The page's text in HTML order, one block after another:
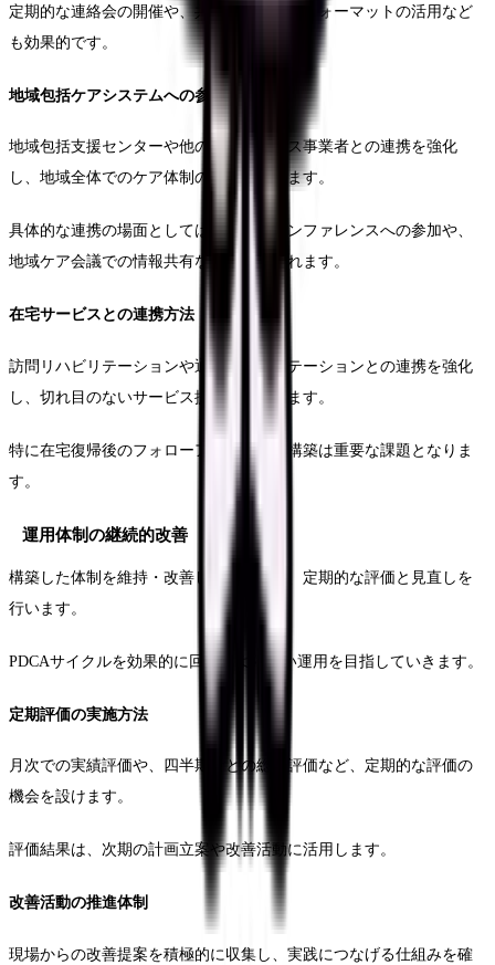
定期的な連絡会の開催や、共通の情報共有フォーマットの活用など
も効果的です。
地域包括ケアシステムへの参画
地域包括支援センターや他の介護サービス事業者との連携を強化
し、地域全体でのケア体制の向上を図ります。
具体的な連携の場面としては、退院時カンファレンスへの参加や、
地域ケア会議での情報共有などが挙げられます。
在宅サービスとの連携方法
訪問リハビリテーションや通所リハビリテーションとの連携を強化
し、切れ目のないサービス提供を実現します。
特に在宅復帰後のフォローアップ体制の構築は重要な課題となりま
す。
運用体制の継続的改善
構築した体制を維持・改善していくため、定期的な評価と見直しを
行います。
PDCAサイクルを効果的に回し、より良い運用を目指していきます。
定期評価の実施方法
月次での実績評価や、四半期ごとの総合評価など、定期的な評価の
機会を設けます。
評価結果は、次期の計画立案や改善活動に活用します。
改善活動の推進体制
現場からの改善提案を積極的に収集し、実践につなげる仕組みを確